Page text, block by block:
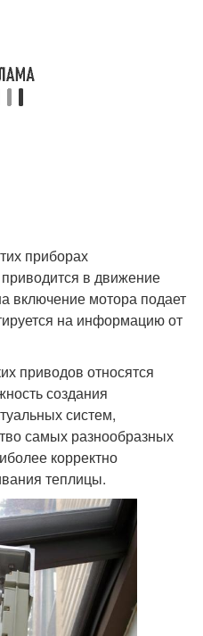
приборах
в движение
включение мотора подает
на информацию от
приводов относятся
создания
систем,
самых разнообразных
корректно
теплицы.